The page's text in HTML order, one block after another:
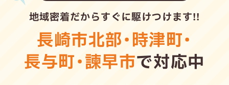
地域密着だからすぐに駆けつけます!!
長崎市北部・時津町・
長与町・諫早市で対応中